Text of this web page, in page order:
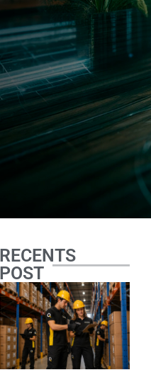
RECENTS
POST